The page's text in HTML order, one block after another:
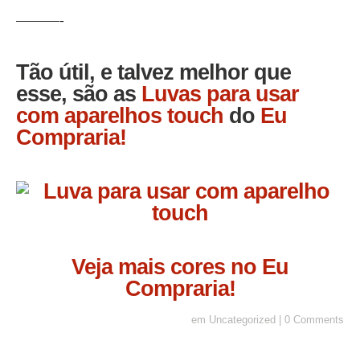
———-
Tão útil, e talvez melhor que
esse, são as Luvas para usar
com aparelhos touch do Eu
Compraria!
Veja mais cores no Eu
Compraria!
em Uncategorized | 0 Comments